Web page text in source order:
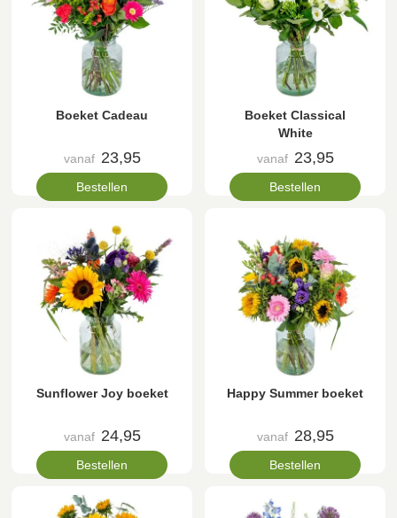
Boeket Cadeau
vanaf 23,95
Bestellen
Boeket Classical
White
vanaf 23,95
Bestellen
Sunflower Joy boeket
vanaf 24,95
Bestellen
Happy Summer boeket
vanaf 28,95
Bestellen